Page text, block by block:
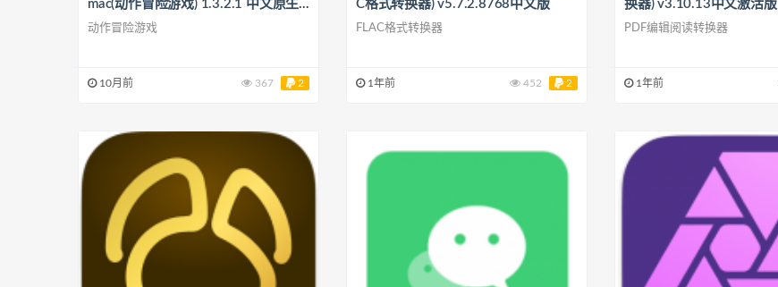
mac(动作冒险游戏) 1.3.2.1 中文原生
版
动作冒险游戏
10月前 367 2
C格式转换器) v5.7.2.8768中文版
FLAC格式转换器
1年前 452 2
换器) v3.10.13中文激活版
PDF编辑阅读转换器
1年前